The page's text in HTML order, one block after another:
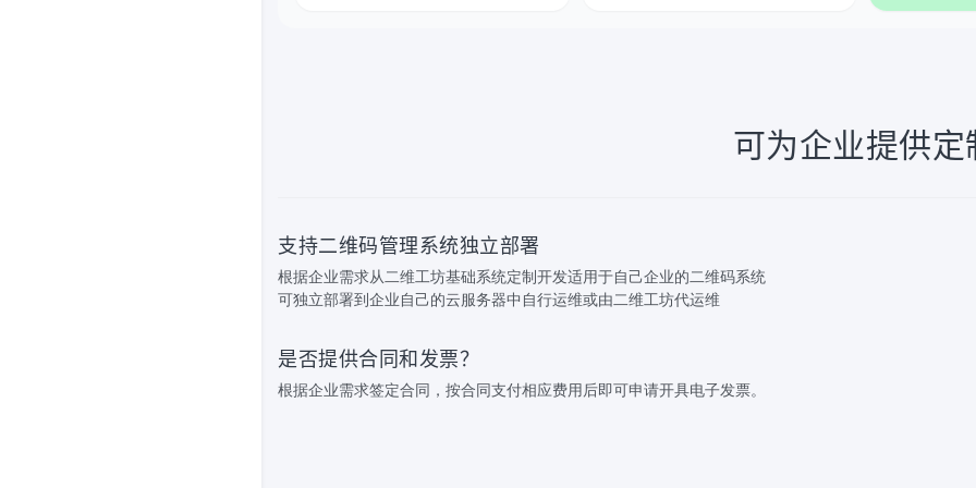
可为企业提供定
支持二维码管理系统独立部署
根据企业需求从二维工坊基础系统定制开发适用于自己企业的二维码系统
可独立部署到企业自己的云服务器中自行运维或由二维工坊代运维
是否提供合同和发票？
根据企业需求签定合同，按合同支付相应费用后即可申请开具电子发票。